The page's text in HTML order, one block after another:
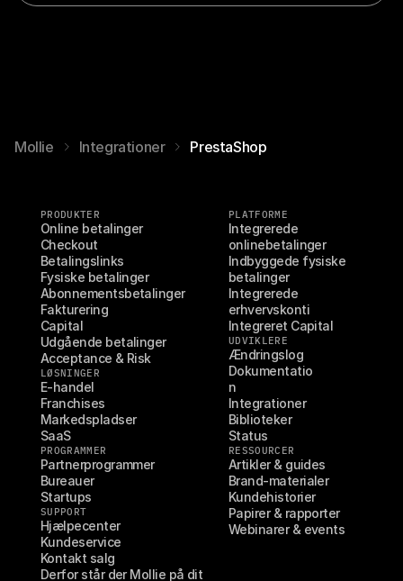
Mollie Integrationer PrestaShop
PRODUKTER
Online betalinger
Checkout
Betalingslinks
Fysiske betalinger
Abonnementsbetalinger
Fakturering
Capital
Udgående betalinger
Acceptance & Risk
LØSNINGER
E-handel
Franchises
Markedspladser
SaaS
PROGRAMMER
Partnerprogrammer
Bureauer
Startups
SUPPORT
Hjælpecenter
Kundeservice
Kontakt salg
Derfor står der Mollie på dit
PLATFORME
Integrerede
onlinebetalinger
Indbyggede fysiske
betalinger
Integrerede
erhvervskonti
Integreret Capital
UDVIKLERE
Ændringslog
Dokumentatio
n
Integrationer
Biblioteker
Status
RESSOURCER
Artikler & guides
Brand-materialer
Kundehistorier
Papirer & rapporter
Webinarer & events